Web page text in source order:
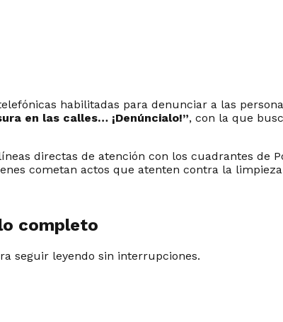
habilitadas para denunciar a las
en las calles… ¡Denúncialo!”, con la que
directas de atención con los cuadrantes de
cometan actos que atenten contra la
completo
seguir leyendo sin interrupciones.